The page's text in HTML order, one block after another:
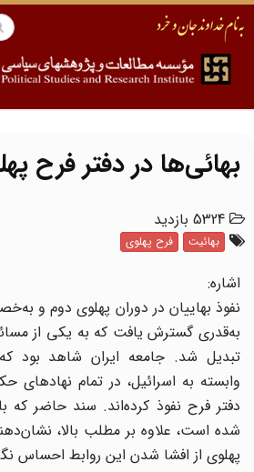
بهائی‌ها در دفتر فرح
5324 بازدید
بهائیت فرح پهلوی
اشاره:
به‌قدری گسترش یافت که به یکی از مسائل
تبدیل شد. جامعه ایران شاهد بود
وابسته به اسرائیل، در تمام نهادهای
دفتر فرح نفوذ کرده‌اند. سند حاضر که
شده است، علاوه بر مطلب بالا،
پهلوی از افشا شدن این روابط احساس